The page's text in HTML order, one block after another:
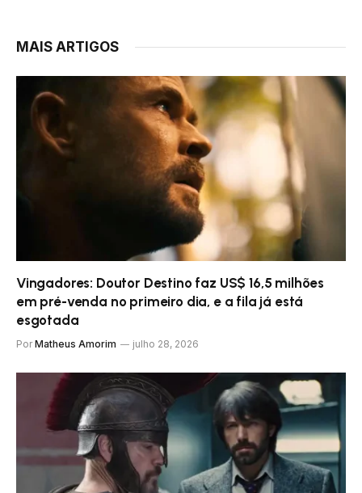
MAIS ARTIGOS
Vingadores: Doutor Destino faz US$ 16,5 milhões
em pré-venda no primeiro dia, e a fila já está
esgotada
Por Matheus Amorim julho 28, 2026